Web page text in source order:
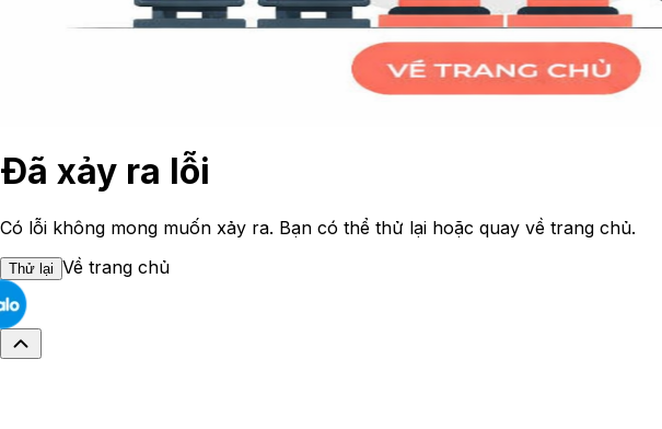
Đã xảy ra lỗi
Có lỗi không mong muốn xảy ra. Bạn có thể thử lại hoặc quay về trang chủ.
Thử lại Về trang chủ